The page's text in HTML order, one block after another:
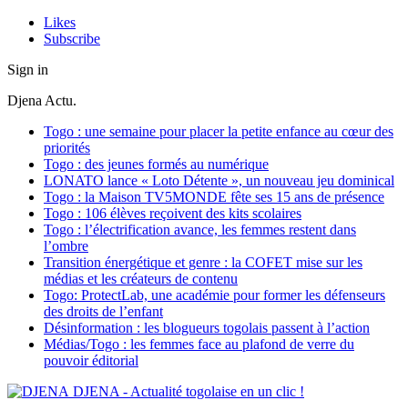
Likes
Subscribe
Sign in
Djena Actu.
Togo : une semaine pour placer la petite enfance au cœur des
priorités
Togo : des jeunes formés au numérique
LONATO lance « Loto Détente », un nouveau jeu dominical
Togo : la Maison TV5MONDE fête ses 15 ans de présence
Togo : 106 élèves reçoivent des kits scolaires
Togo : l’électrification avance, les femmes restent dans
l’ombre
Transition énergétique et genre : la COFET mise sur les
médias et les créateurs de contenu
Togo: ProtectLab, une académie pour former les défenseurs
des droits de l’enfant
Désinformation : les blogueurs togolais passent à l’action
Médias/Togo : les femmes face au plafond de verre du
pouvoir éditorial
DJENA - Actualité togolaise en un clic !